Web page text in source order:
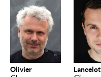
Olivier Lancelot